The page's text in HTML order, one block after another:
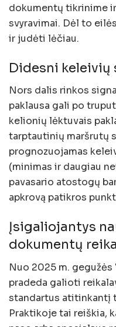
dokumentų tikrinime
svyravimai. Dėl to
ir judėti lėčiau.
Didesni keleivių
Nors dalis rinkos
paklausa gali po
kelionių lėktuvais
tarptautinių maršrutų
prognozuojamas
(minimas ir daugiau
pavasario atostogų
apkrovą patikros
Įsigaliojantys
dokumentų
Nuo 2025 m. gegužės
pradeda galioti
standartus atitinkantį
Praktikoje tai reiškia,